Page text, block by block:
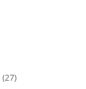
(27)